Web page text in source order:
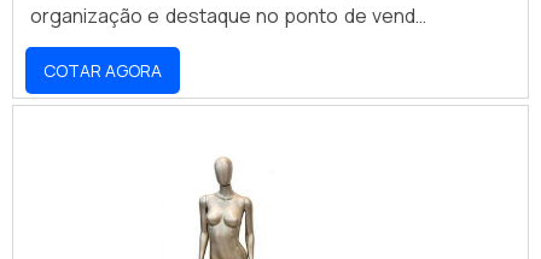
organização e destaque no ponto de venda,
sempre alinhados à identidade visual da sua
marca. Ideais para diversos segmentos do
varejo, oferecem durabilidade e exposição
Desenvolvemos soluções que otimizam seu
espaço e valorizam seus produtos. Solicite
um orçamento e transforme seu PDV com a
COTAR AGORA